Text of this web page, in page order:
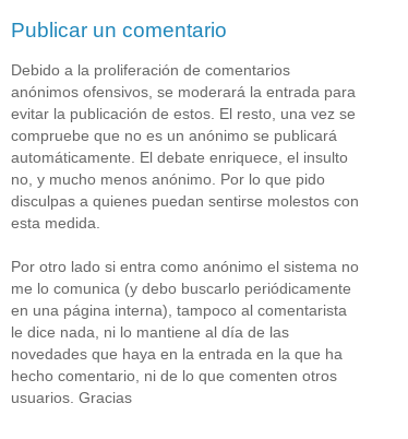
Publicar un comentario
Debido a la proliferación de comentarios
anónimos ofensivos, se moderará la entrada para
evitar la publicación de estos. El resto, una vez se
compruebe que no es un anónimo se publicará
automáticamente. El debate enriquece, el insulto
no, y mucho menos anónimo. Por lo que pido
disculpas a quienes puedan sentirse molestos con
esta medida.
Por otro lado si entra como anónimo el sistema no
me lo comunica (y debo buscarlo periódicamente
en una página interna), tampoco al comentarista
le dice nada, ni lo mantiene al día de las
novedades que haya en la entrada en la que ha
hecho comentario, ni de lo que comenten otros
usuarios. Gracias